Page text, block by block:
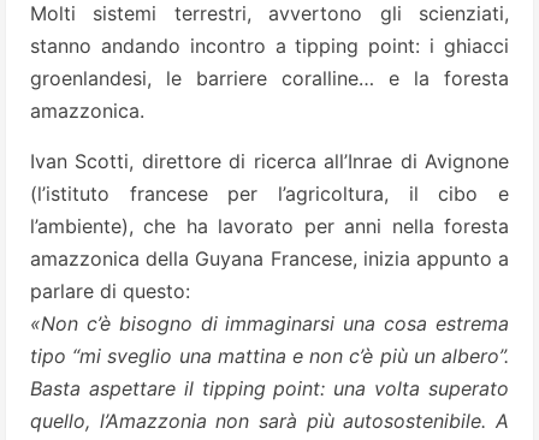
Molti sistemi terrestri, avvertono gli scienziati,
stanno andando incontro a tipping point: i ghiacci
groenlandesi, le barriere coralline… e la foresta
amazzonica.
Ivan Scotti, direttore di ricerca all’Inrae di Avignone
(l’istituto francese per l’agricoltura, il cibo e
l’ambiente), che ha lavorato per anni nella foresta
amazzonica della Guyana Francese, inizia appunto a
parlare di questo:
«Non c’è bisogno di immaginarsi una cosa estrema
tipo “mi sveglio una mattina e non c’è più un albero”.
Basta aspettare il tipping point: una volta superato
quello, l’Amazzonia non sarà più autosostenibile. A